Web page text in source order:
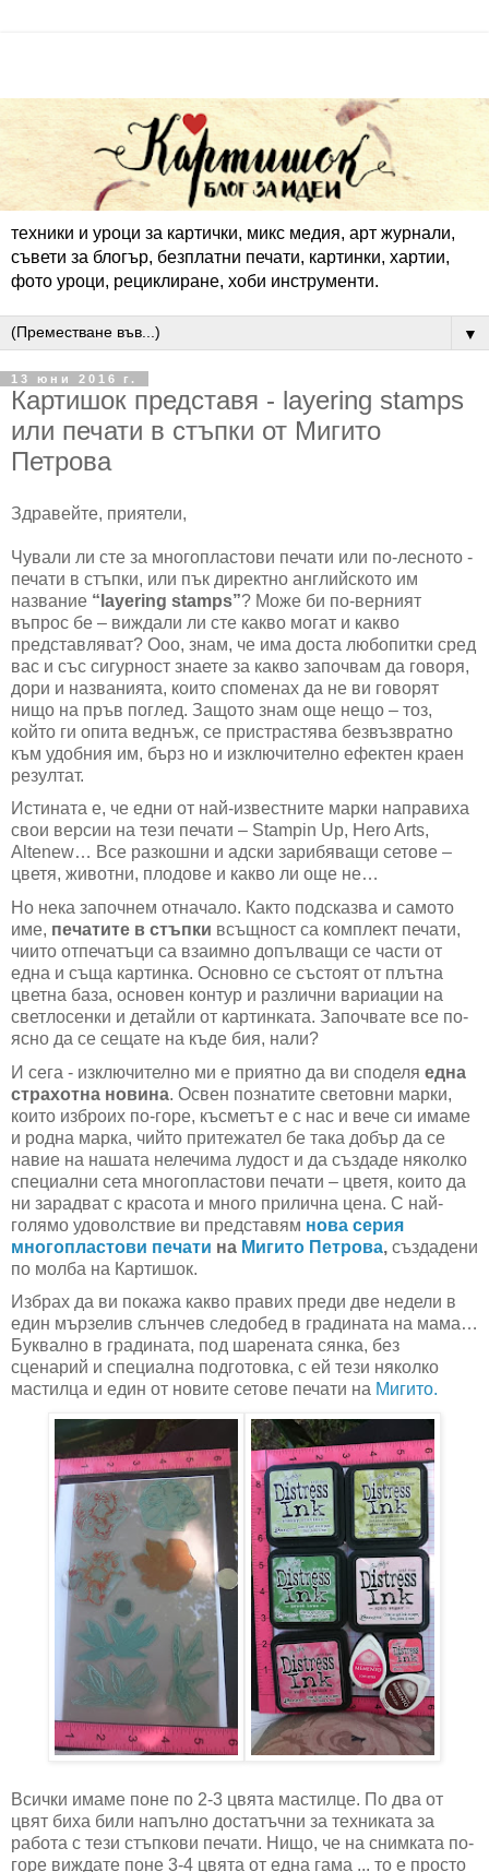
техники и уроци за картички, микс медия, арт журнали,
съвети за блогър, безплатни печати, картинки, хартии,
фото уроци, рециклиране, хоби инструменти.
▼
13 юни 2016 г.
Картишок представя - layering stamps
или печати в стъпки от Мигито
Петрова
Здравейте, приятели,
Чували ли сте за многопластови печати или по-лесното -
печати в стъпки, или пък директно английското им
название “layering stamps”? Може би по-верният
въпрос бе – виждали ли сте какво могат и какво
представляват? Ооо, знам, че има доста любопитки сред
вас и със сигурност знаете за какво започвам да говоря,
дори и названията, които споменах да не ви говорят
нищо на пръв поглед. Защото знам още нещо – тоз,
който ги опита веднъж, се пристрастява безвъзвратно
към удобния им, бърз но и изключително ефектен краен
резултат.
Истината е, че едни от най-известните марки направиха
свои версии на тези печати – Stampin Up, Hero Arts,
Altenew… Все разкошни и адски зарибяващи сетове –
цветя, животни, плодове и какво ли още не…
Но нека започнем отначало. Както подсказва и самото
име, печатите в стъпки всъщност са комплект печати,
чиито отпечатъци са взаимно допълващи се части от
една и съща картинка. Основно се състоят от плътна
цветна база, основен контур и различни вариации на
светлосенки и детайли от картинката. Започвате все по-
ясно да се сещате на къде бия, нали?
И сега - изключително ми е приятно да ви споделя една
страхотна новина. Освен познатите световни марки,
които изброих по-горе, късметът е с нас и вече си имаме
и родна марка, чийто притежател бе така добър да се
навие на нашата нелечима лудост и да създаде няколко
специални сета многопластови печати – цветя, които да
ни зарадват с красота и много прилична цена. С най-
голямо удоволствие ви представям нова серия
многопластови печати на Мигито Петрова, създадени
по молба на Картишок.
Избрах да ви покажа какво правих преди две недели в
един мързелив слънчев следобед в градината на мама…
Буквално в градината, под шарената сянка, без
сценарий и специална подготовка, с ей тези няколко
мастилца и един от новите сетове печати на Мигито.
Всички имаме поне по 2-3 цвята мастилце. По два от
цвят биха били напълно достатъчни за техниката за
работа с тези стъпкови печати. Нищо, че на снимката по-
горе виждате поне 3-4 цвята от една гама ... то е просто